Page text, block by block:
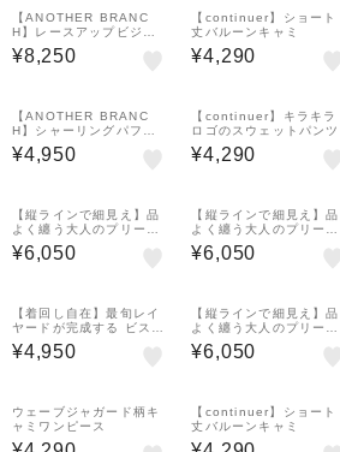
【ANOTHER BRANC
H】レースアップビジュ
ー付フレアパンツ
¥8,250
【continuer】ショート
丈バルーンキャミ
¥4,290
【ANOTHER BRANC
H】シャーリングパフス
リーブブラウス
¥4,950
【continuer】キラキラ
ロゴのスウェットパンツ
¥4,290
【縦ラインで細見え】品
よく纏う大人のプリーツ
チュールスカート
¥6,050
【縦ラインで細見え】品
よく纏う大人のプリーツ
チュールスカート
¥6,050
【着回し自在】最旬レイ
ヤードが完成する ビスチ
ェSETシャツ
¥4,950
【縦ラインで細見え】品
よく纏う大人のプリーツ
チュールスカート
¥6,050
ウェーブジャガード柄キ
ャミワンピース
【continuer】ショート
丈バルーンキャミ